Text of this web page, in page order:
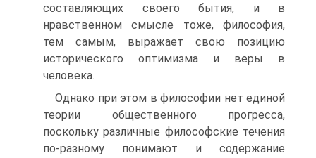
составляющих своего бытия, и в
нравственном смысле тоже, философия,
тем самым, выражает свою позицию
исторического оптимизма и веры в
человека.
Однако при этом в философии нет единой
теории общественного прогресса,
поскольку различные философские течения
по-разному понимают и содержание